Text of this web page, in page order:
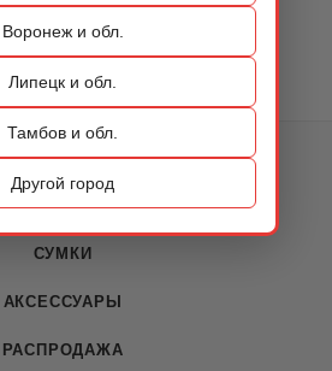
Воронеж и обл.
Липецк и обл.
Тамбов и обл.
Другой город
КАТАЛОГ
ОБУВЬ
СУМКИ
АКСЕССУАРЫ
РАСПРОДАЖА